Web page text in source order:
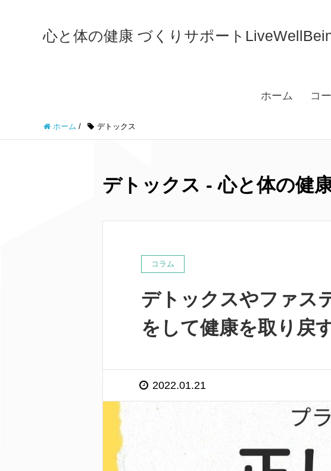
心と体の健康 づくりサポート
ホーム コ
ホーム / デトックス
デトックス - 心と体の健
コラム
デトックスやファス
をして健康を取り戻
2022.01.21